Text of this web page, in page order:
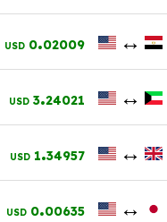
↔
0.02009
USD
↔
3.24021
USD
↔
1.34957
USD
↔
0.00635
USD